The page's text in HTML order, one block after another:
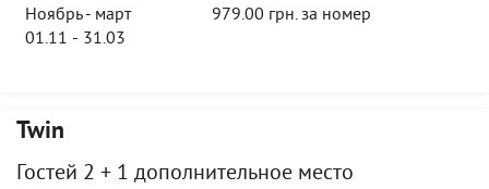
Ноябрь - март
01.11 - 31.03
979.00 грн. за номер
Twin
Гостей 2 + 1 дополнительное место